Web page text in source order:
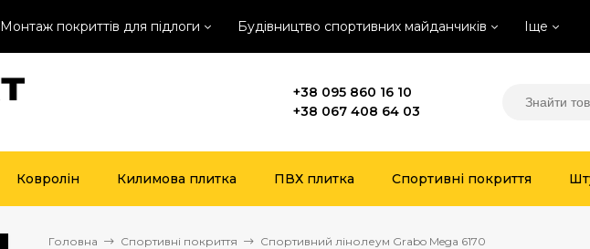
Монтаж покриттів для підлоги Будівництво спортивних майданчиків Іще
+38 095 860 16 10
+38 067 408 64 03
Ковролін Килимова плитка ПВХ плитка Спортивні покриття
Головна Спортивні покриття Спортивний лінолеум Grabo Mega 6170